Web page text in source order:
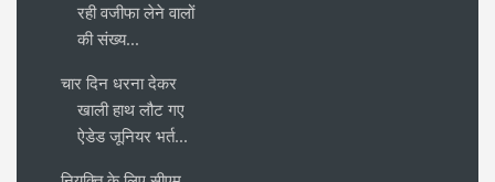
रही वजीफा लेने वालों
की संख्य...
चार दिन धरना देकर
खाली हाथ लौट गए
ऐडेड जूनियर भर्त...